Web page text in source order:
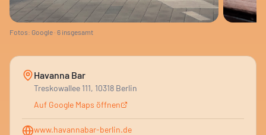
Fotos: Google · 6 insgesamt
Havanna Bar
Treskowallee 111, 10318 Berlin
Auf Google Maps öffnen
www.havannabar-berlin.de